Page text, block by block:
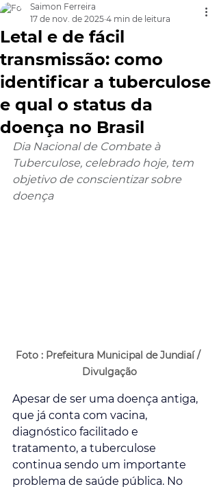
Letal e de fácil
transmissão: como
identificar a tuberculose
e qual o status da
doença no Brasil
Saimon Ferreira
17 de nov. de 2025 4 min de leitura
Dia Nacional de Combate à
Tuberculose, celebrado hoje, tem
objetivo de conscientizar sobre
doença
Foto : Prefeitura Municipal de Jundiaí /
Divulgação
Apesar de ser uma doença antiga,
que já conta com vacina,
diagnóstico facilitado e
tratamento, a tuberculose
continua sendo um importante
problema de saúde pública. No